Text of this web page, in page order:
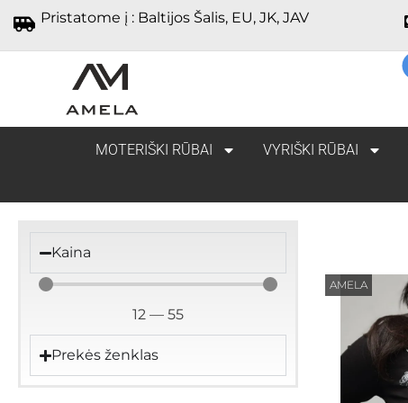
Pristatome į : Baltijos Šalis, EU, JK, JAV
MOTERIŠKI RŪBAI VYRIŠKI RŪBAI
Kaina
12 — 55
Prekės ženklas
AMELA